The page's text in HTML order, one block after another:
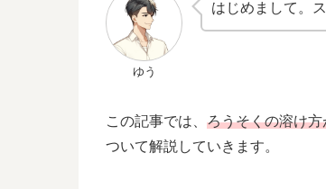
ゆう
はじめまして。
この記事では、 ろうそくの溶け
ついて解説していきます。